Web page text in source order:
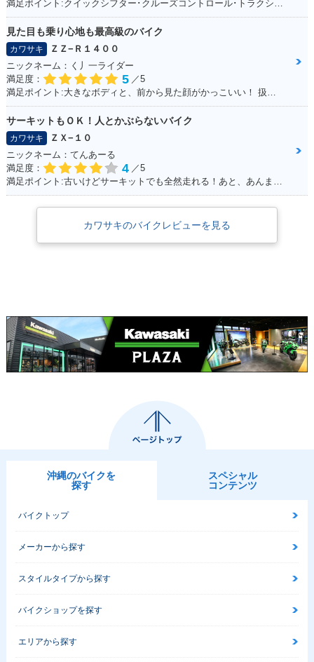
見た目も乗り心地も最高級のバイク
カワサキ
ＺＺ−Ｒ１４００
ニックネーム：く丿一ライダー
満足度：
5 ／5
サーキットもＯＫ！人とかぶらないバイク
カワサキ
ＺＸ−１０
ニックネーム：てんあーる
満足度：
4 ／5
カワサキのバイクレビューを見る
沖縄のバイクを
探す
スペシャル
コンテンツ
バイクトップ
メーカーから探す
スタイルタイプから探す
バイクショップを探す
エリアから探す